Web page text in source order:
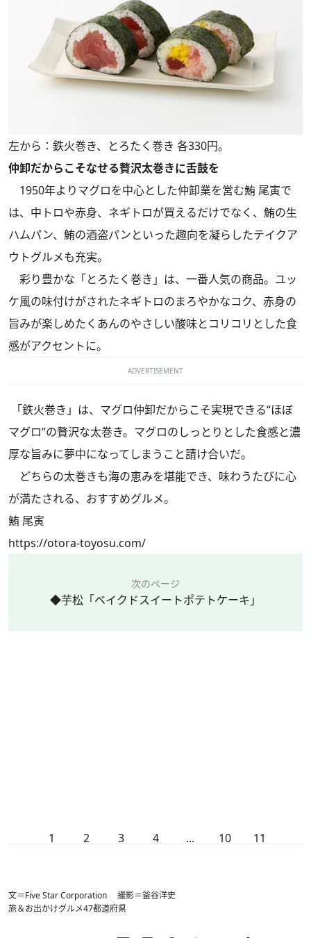
左から：鉄火巻き、とろたく巻き 各330円。
仲卸だからこそなせる贅沢太巻きに舌鼓を
1950年よりマグロを中心とした仲卸業を営む鮪 尾寅で
は、中トロや赤身、ネギトロが買えるだけでなく、鮪の生
ハムパン、鮪の酒盗パンといった趣向を凝らしたテイクア
ウトグルメも充実。
彩り豊かな「とろたく巻き」は、一番人気の商品。ユッ
ケ風の味付けがされたネギトロのまろやかなコク、赤身の
旨みが楽しめたくあんのやさしい酸味とコリコリとした食
感がアクセントに。
ADVERTISEMENT
「鉄火巻き」は、マグロ仲卸だからこそ実現できる“ほぼ
マグロ”の贅沢な太巻き。マグロのしっとりとした食感と濃
厚な旨みに夢中になってしまうこと請け合いだ。
どちらの太巻きも海の恵みを堪能でき、味わうたびに心
が満たされる、おすすめグルメ。
鮪 尾寅
https://otora-toyosu.com/
次のページ
◆芋松「ベイクドスイートポテトケーキ」
1 2 3 4 ... 10 11
文＝Five Star Corporation 撮影＝釜谷洋史
旅＆お出かけグルメ47都道府県